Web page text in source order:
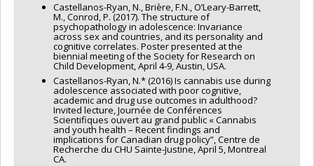
Castellanos-Ryan, N., Brière, F.N., O’Leary-Barrett,
M., Conrod, P. (2017). The structure of
psychopathology in adolescence: Invariance
across sex and countries, and its personality and
cognitive correlates. Poster presented at the
biennial meeting of the Society for Research on
Child Development, April 4-9, Austin, USA.
Castellanos-Ryan, N.* (2016) Is cannabis use during
adolescence associated with poor cognitive,
academic and drug use outcomes in adulthood?
Invited lecture, Journée de Conférences
Scientifiques ouvert au grand public « Cannabis
and youth health – Recent findings and
implications for Canadian drug policy”, Centre de
Recherche du CHU Sainte-Justine, April 5, Montreal
CA.